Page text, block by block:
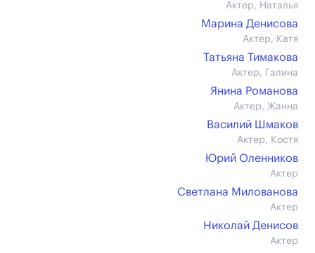
Актер, Наталья
Марина Денисова
Актер, Катя
Татьяна Тимакова
Актер, Галина
Янина Романова
Актер, Жанна
Василий Шмаков
Актер, Костя
Юрий Оленников
Актер
Светлана Милованова
Актер
Николай Денисов
Актер